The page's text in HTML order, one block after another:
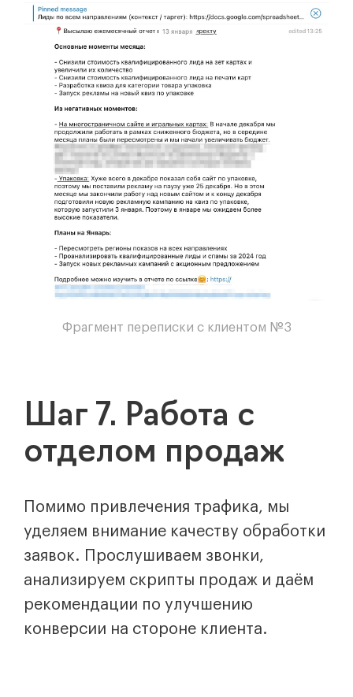
Фрагмент переписки с клиентом №3
Шаг 7. Работа с
отделом продаж
Помимо привлечения трафика, мы
уделяем внимание качеству обработки
заявок. Прослушиваем звонки,
анализируем скрипты продаж и даём
рекомендации по улучшению
конверсии на стороне клиента.